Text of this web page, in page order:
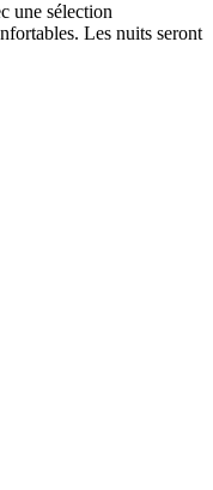
une sélection
Les nuits seront